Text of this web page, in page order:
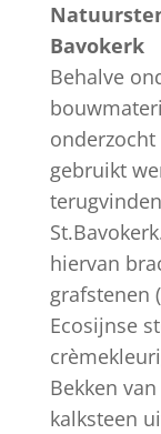
Bavokerk
Behalve
gebruikt
hiervan
grafstenen
Ecosijnse
Bekken
kalksteen